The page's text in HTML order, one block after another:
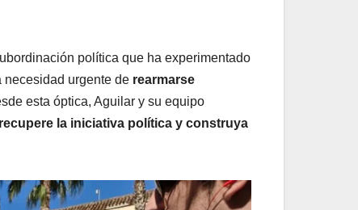
política que ha experimentado
necesidad urgente de rearmarse
esta óptica, Aguilar y su equipo
la iniciativa política y construya